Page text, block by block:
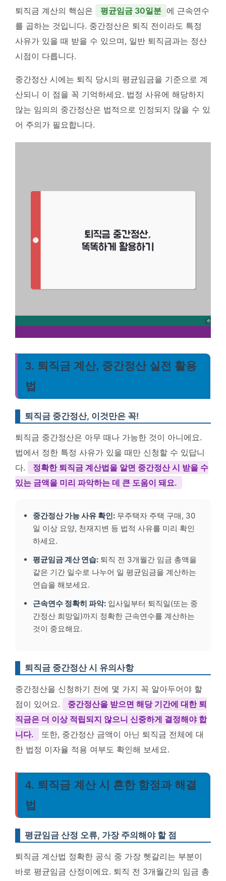
퇴직금 계산의 핵심은 평균임금 30일분 에 근속연수
를 곱하는 것입니다. 중간정산은 퇴직 전이라도 특정
사유가 있을 때 받을 수 있으며, 일반 퇴직금과는 정산
시점이 다릅니다.
중간정산 시에는 퇴직 당시의 평균임금을 기준으로 계
산되니 이 점을 꼭 기억하세요. 법정 사유에 해당하지
않는 임의의 중간정산은 법적으로 인정되지 않을 수 있
어 주의가 필요합니다.
3. 퇴직금 계산, 중간정산 실전 활용
법
퇴직금 중간정산, 이것만은 꼭!
퇴직금 중간정산은 아무 때나 가능한 것이 아니에요.
법에서 정한 특정 사유가 있을 때만 신청할 수 있답니
다.
정확한 퇴직금 계산법을 알면 중간정산 시 받을 수
있는 금액을 미리 파악하는 데 큰 도움이 돼요.
중간정산 가능 사유 확인: 무주택자 주택 구매, 30
일 이상 요양, 천재지변 등 법적 사유를 미리 확인
하세요.
평균임금 계산 연습: 퇴직 전 3개월간 임금 총액을
같은 기간 일수로 나누어 일 평균임금을 계산하는
연습을 해보세요.
근속연수 정확히 파악: 입사일부터 퇴직일(또는 중
간정산 희망일)까지 정확한 근속연수를 계산하는
것이 중요해요.
퇴직금 중간정산 시 유의사항
중간정산을 신청하기 전에 몇 가지 꼭 알아두어야 할
점이 있어요.
중간정산을 받으면 해당 기간에 대한 퇴
직금은 더 이상 적립되지 않으니 신중하게 결정해야 합
니다.
또한, 중간정산 금액이 아닌 퇴직금 전체에 대
한 법정 이자율 적용 여부도 확인해 보세요.
4. 퇴직금 계산 시 흔한 함정과 해결
법
평균임금 산정 오류, 가장 주의해야 할 점
퇴직금 계산법 정확한 공식 중 가장 헷갈리는 부분이
바로 평균임금 산정이에요. 퇴직 전 3개월간의 임금 총